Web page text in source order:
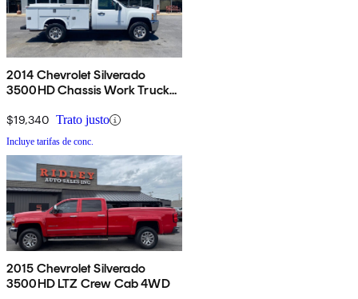
2014 Chevrolet Silverado
3500HD Chassis Work Truck
$19,340 Trato justo
Incluye tarifas de conc.
2015 Chevrolet Silverado
3500HD LTZ Crew Cab 4WD